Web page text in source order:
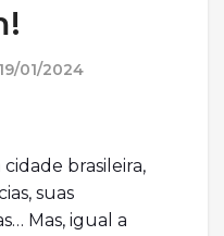
19/01/2024
brasileira,
suas
Mas, igual a